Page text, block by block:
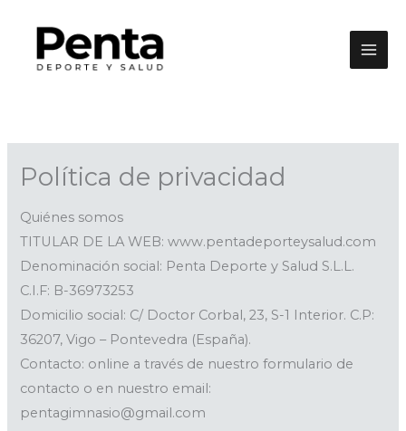
contenido
Política de privacidad
Quiénes somos
TITULAR DE LA WEB: www.pentadeporteysalud.com
Denominación social: Penta Deporte y Salud S.L.L.
C.I.F: B-36973253
Domicilio social: C/ Doctor Corbal, 23, S-1 Interior. C.P:
36207, Vigo – Pontevedra (España).
Contacto: online a través de nuestro formulario de
contacto o en nuestro email:
pentagimnasio@gmail.com